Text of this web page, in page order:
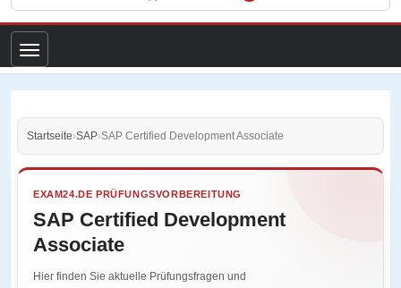
Startseite›SAP›SAP Certified Development Associate
EXAM24.DE PRÜFUNGSVORBEREITUNG
SAP Certified Development
Associate
Hier finden Sie aktuelle Prüfungsfragen und